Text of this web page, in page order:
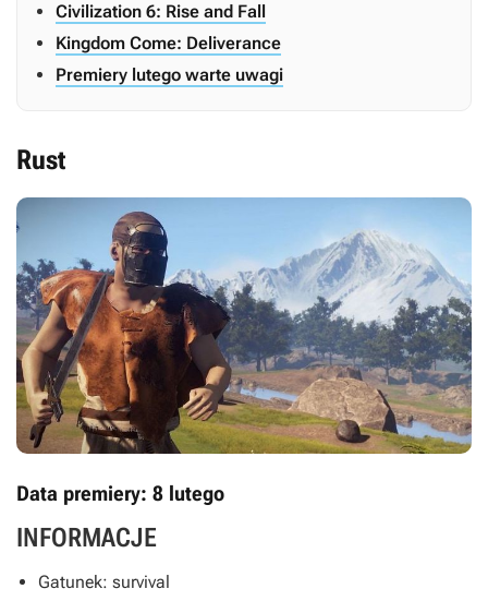
Civilization 6: Rise and Fall
Kingdom Come: Deliverance
Premiery lutego warte uwagi
Rust
Data premiery: 8 lutego
INFORMACJE
Gatunek: survival